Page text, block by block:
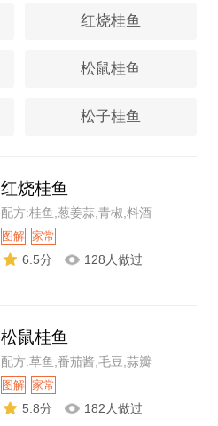
红烧桂鱼
松鼠桂鱼
松子桂鱼
红烧桂鱼
配方:桂鱼,葱姜蒜,青椒,料酒
图解 家常
6.5分 128人做过
松鼠桂鱼
配方:草鱼,番茄酱,毛豆,蒜瓣
图解 家常
5.8分 182人做过